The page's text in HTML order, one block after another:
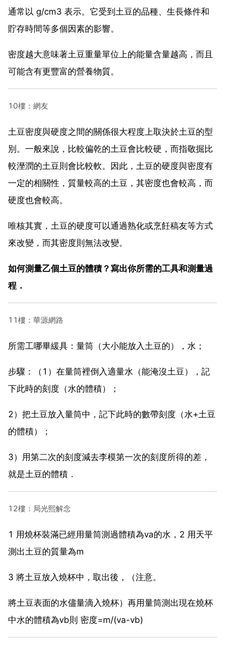
通常以 g/cm3 表示。它受到土豆的品種、生長條件和
貯存時間等多個因素的影響。
密度越大意味著土豆重量單位上的能量含量越高，而且
可能含有更豐富的營養物質。
10樓：網友
土豆密度與硬度之間的關係很大程度上取決於土豆的型
別。一般來說，比較偏乾的土豆會比較硬，而指敬掘比
較溼潤的土豆則會比較軟。因此，土豆的硬度與密度有
一定的相關性，質量較高的土豆，其密度也會較高，而
硬度也會較高。
唯核其實，土豆的硬度可以通過熟化或烹飪稿友等方式
來改變，而其密度則無法改變。
如何測量乙個土豆的體積？寫出你所需的工具和測量過
程．
11樓：華源網路
所需工哪畢緩具：量筒（大小能放入土豆的），水；
步驟：（1）在量筒裡倒入適量水（能淹沒土豆），記
下此時的刻度（水的體積）；
2）把土豆放入量筒中，記下此時的數帶刻度（水+土豆
的體積）；
3）用第二次的刻度減去李模第一次的刻度所得的差，
就是土豆的體積．
12樓：局光熙解念
1 用燒杯裝滿已經用量筒測過體積為va的水，2 用天平
測出土豆的質量為m
3 將土豆放入燒杯中，取出後，（注意。
將土豆表面的水儘量滴入燒杯）再用量筒測出現在燒杯
中水的體積為vb則 密度=m/(va-vb)